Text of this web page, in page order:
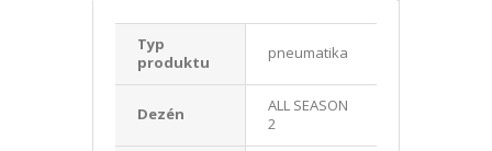
Typ
produktu
pneumatika
Dezén
ALL SEASON
2